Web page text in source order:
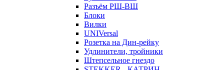
Разъём РШ-ВШ
Блоки
Вилки
UNIVersal
Розетка на Дин-рейку
Удлинители, тройники
Штепсельное гнездо